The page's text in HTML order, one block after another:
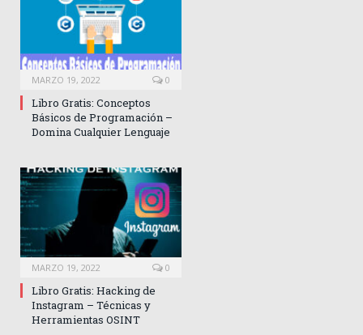
MARZO 19, 2022 0
Libro Gratis: Conceptos
Básicos de Programación –
Domina Cualquier Lenguaje
MARZO 19, 2022 0
Libro Gratis: Hacking de
Instagram – Técnicas y
Herramientas OSINT